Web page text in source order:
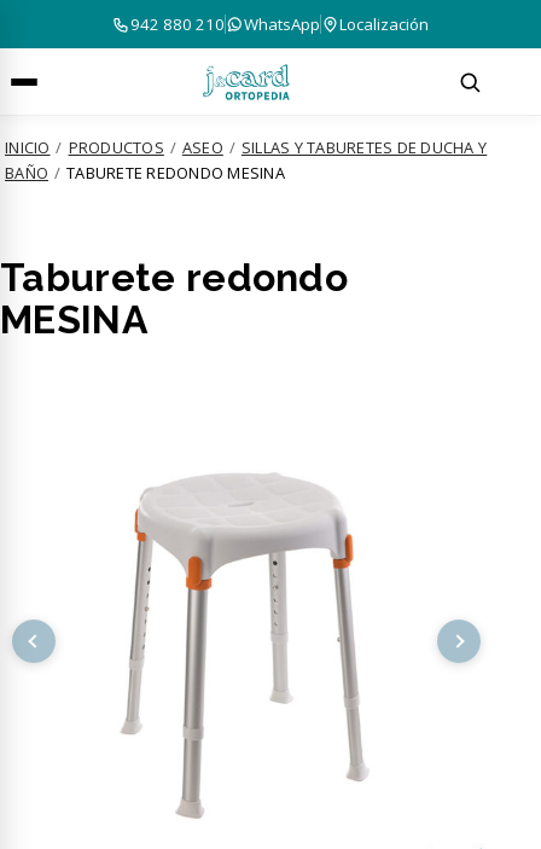
942 880 210 WhatsApp Localización
INICIO / PRODUCTOS / ASEO / SILLAS Y TABURETES DE DUCHA Y
BAÑO / TABURETE REDONDO MESINA
Taburete redondo
MESINA